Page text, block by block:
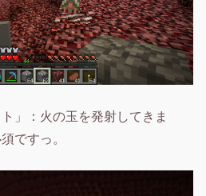
」：火の玉を発射してきま
ですっ。